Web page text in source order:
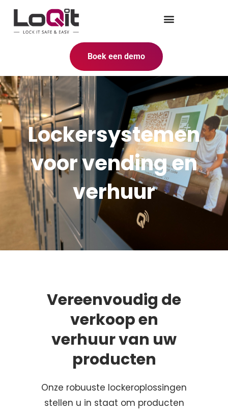
Boek een demo
Lockersystemen
voor vending en
verhuur
Vereenvoudig de
verkoop en
verhuur van uw
producten
Onze robuuste lockeroplossingen
stellen u in staat om producten